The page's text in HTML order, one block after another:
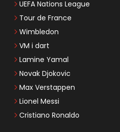
UEFA Nations League
Tour de France
Wimbledon
VM i dart
Lamine Yamal
Novak Djokovic
Max Verstappen
Lionel Messi
Cristiano Ronaldo